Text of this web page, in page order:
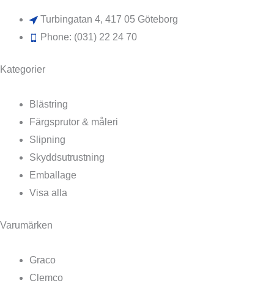
Turbingatan 4, 417 05 Göteborg
Phone: (031) 22 24 70
Kategorier
Blästring
Färgsprutor & måleri
Slipning
Skyddsutrustning
Emballage
Visa alla
Varumärken
Graco
Clemco